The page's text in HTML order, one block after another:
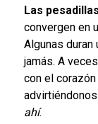
Las pesadillas
convergen en
Algunas duran
jamás. A
con el
ahí.